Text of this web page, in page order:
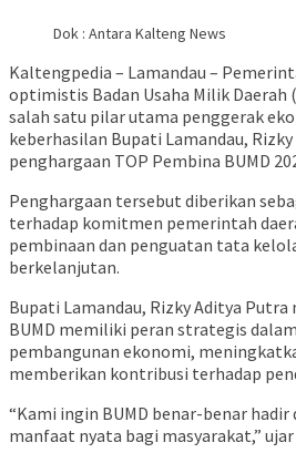
Dok : Antara Kalteng News
Kaltengpedia – Lamandau –
optimistis Badan Usaha Milik Daerah
salah satu pilar utama penggerak
keberhasilan Bupati Lamandau,
penghargaan TOP Pembina BUMD
Penghargaan tersebut diberikan
terhadap komitmen pemerintah
pembinaan dan penguatan tata
berkelanjutan.
Bupati Lamandau, Rizky Aditya
BUMD memiliki peran strategis
pembangunan ekonomi,
memberikan kontribusi terhadap
“Kami ingin BUMD benar-benar
manfaat nyata bagi masyarakat,” ujar